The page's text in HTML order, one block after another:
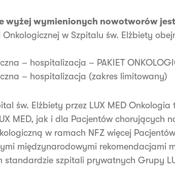
wyżej wymienionych nowotworów
w Szpitalu św. Elżbiety
– hospitalizacja – PAKIET
– hospitalizacja (zakres limitowany)
św. Elżbiety przez LUX MED
MED, jak i dla Pacjentów chorujących
w ramach NFZ więcej
międzynarodowymi rekomendacjami
standardzie szpitali prywatnych Grupy